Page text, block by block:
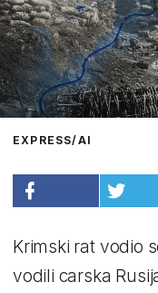
EXPRESS/AI
Krimski rat vodio
vodili carska